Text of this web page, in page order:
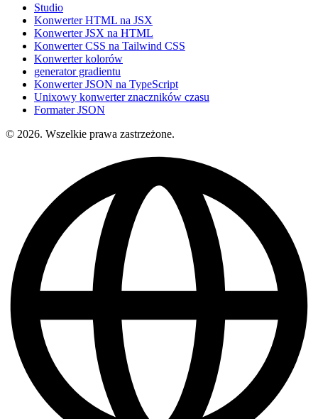
Studio
Konwerter HTML na JSX
Konwerter JSX na HTML
Konwerter CSS na Tailwind CSS
Konwerter kolorów
generator gradientu
Konwerter JSON na TypeScript
Unixowy konwerter znaczników czasu
Formater JSON
© 2026. Wszelkie prawa zastrzeżone.